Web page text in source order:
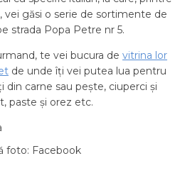
vei găsi o serie de sortimente de
strada Popa Petre nr 5.
te vei bucura de vitrina lor
de unde îți vei putea lua pentru
din carne sau pește, ciuperci și
paste și orez etc.
foto: Facebook